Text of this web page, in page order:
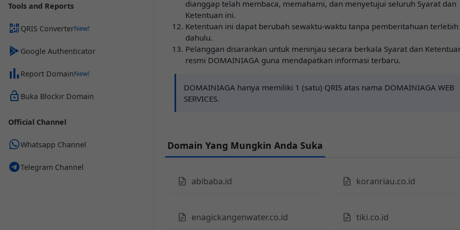
Tools and Reports
QRIS Converter
Google Authenticator
Report Domain
Buka Blockir Domain
Official Channel
Whatsapp Channel
Telegram Channel
dianggap telah membaca, memahami, dan menyetujui seluruh Syarat dan
Ketentuan ini.
Ketentuan ini dapat berubah sewaktu-waktu tanpa pemberitahuan terlebih
dahulu.
Pelanggan disarankan untuk meninjau secara berkala Syarat dan
resmi DOMAINIAGA guna mendapatkan informasi terbaru.
DOMAINIAGA hanya memiliki 1 (satu) QRIS atas nama DOMAINIAGA WEB
SERVICES.
Domain Yang Mungkin Anda Suka
abibaba.id koranriau.co.id
enagickangenwater.co.id tiki.co.id